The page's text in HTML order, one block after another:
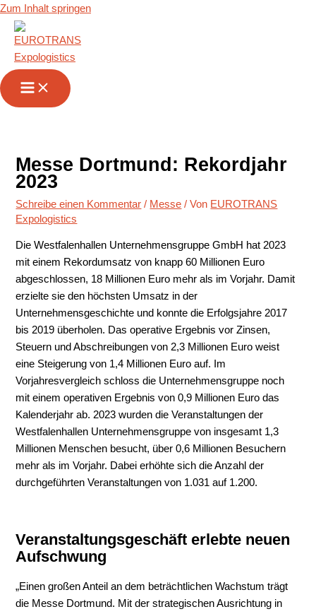
Zum Inhalt springen
Messe Dortmund: Rekordjahr
2023
Schreibe einen Kommentar / Messe / Von EUROTRANS
Expologistics
Die Westfalenhallen Unternehmensgruppe GmbH hat 2023
mit einem Rekordumsatz von knapp 60 Millionen Euro
abgeschlossen, 18 Millionen Euro mehr als im Vorjahr. Damit
erzielte sie den höchsten Umsatz in der
Unternehmensgeschichte und konnte die Erfolgsjahre 2017
bis 2019 überholen. Das operative Ergebnis vor Zinsen,
Steuern und Abschreibungen von 2,3 Millionen Euro weist
eine Steigerung von 1,4 Millionen Euro auf. Im
Vorjahresvergleich schloss die Unternehmensgruppe noch
mit einem operativen Ergebnis von 0,9 Millionen Euro das
Kalenderjahr ab. 2023 wurden die Veranstaltungen der
Westfalenhallen Unternehmensgruppe von insgesamt 1,3
Millionen Menschen besucht, über 0,6 Millionen Besuchern
mehr als im Vorjahr. Dabei erhöhte sich die Anzahl der
durchgeführten Veranstaltungen von 1.031 auf 1.200.
Veranstaltungsgeschäft erlebte neuen
Aufschwung
„Einen großen Anteil an dem beträchtlichen Wachstum trägt
die Messe Dortmund. Mit der strategischen Ausrichtung in